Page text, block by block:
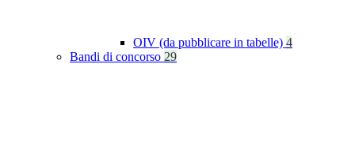
OIV (da pubblicare in tabelle) 4
Bandi di concorso 29